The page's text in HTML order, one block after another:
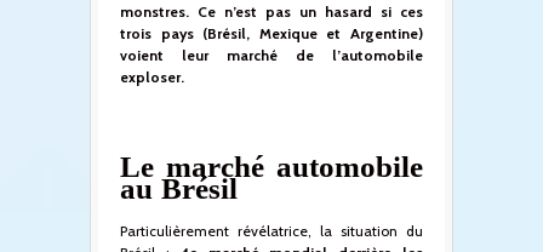
monstres. Ce n’est pas un hasard si ces
trois pays (Brésil, Mexique et Argentine)
voient leur marché de l’automobile
exploser.
Le marché automobile
au Brésil
Particulièrement révélatrice, la situation du